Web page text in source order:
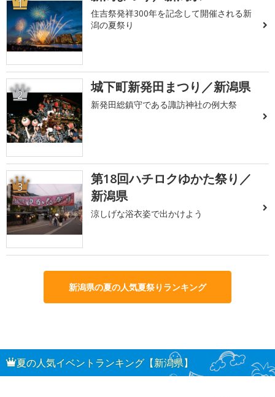
1
住吉祭発祥300年を記念して開催される新
潟の夏祭り
2 城下町新発田まつり／新潟県
新発田総鎮守である諏訪神社の例大祭
3
第18回ハチロクゆかた祭り／
新潟県
涼しげな浴衣姿で出かけよう
新潟県の夏の人気夏祭りランキング
夏の人気イベントランキング【新潟県】